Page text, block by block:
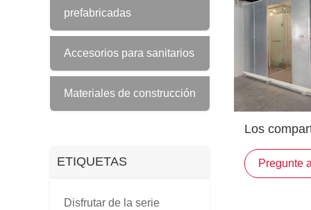
Los
baldosas
villas y
Pregunte
prefabricadas
Accesorios para sanitarios
Materiales de construcción
ETIQUETAS
Disfrutar de la serie